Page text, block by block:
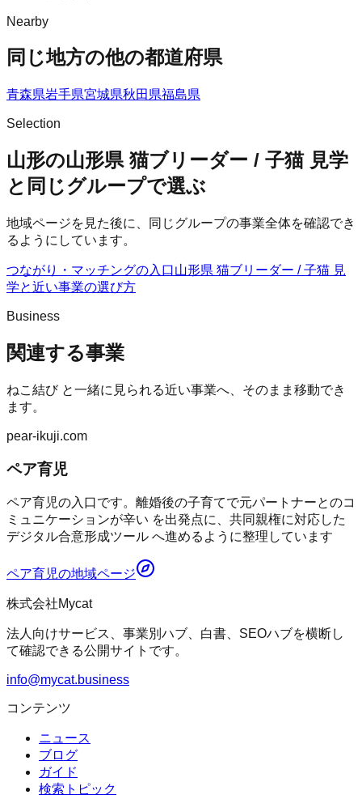
Nearby
同じ地方の他の都道府県
青森県岩手県宮城県秋田県福島県
Selection
山形の山形県 猫ブリーダー / 子猫 見学
と同じグループで選ぶ
地域ページを見た後に、同じグループの事業全体を確認でき
るようにしています。
つながり・マッチングの入口山形県 猫ブリーダー / 子猫 見
学と近い事業の選び方
Business
関連する事業
ねこ結びと一緒に見られる近い事業へ、そのまま移動でき
ます。
pear-ikuji.com
ペア育児
ペア育児の入口です。離婚後の子育てで元パートナーとのコ
ミュニケーションが辛い を出発点に、共同親権に対応した
デジタル合意形成ツール へ進めるように整理しています
ペア育児の地域ページ
株式会社Mycat
法人向けサービス、事業別ハブ、白書、SEOハブを横断し
て確認できる公開サイトです。
info@mycat.business
コンテンツ
ニュース
ブログ
ガイド
検索トピック